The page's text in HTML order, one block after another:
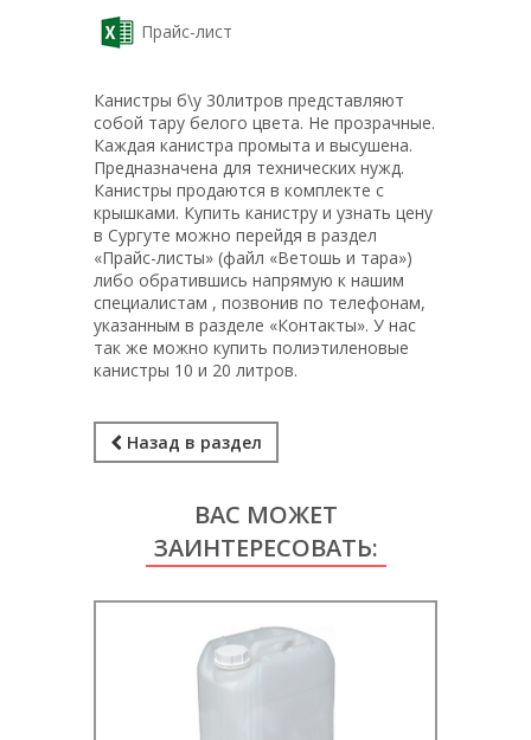
Прайс-лист
Канистры б\у 30литров представляют
собой тару белого цвета. Не прозрачные.
Каждая канистра промыта и высушена.
Предназначена для технических нужд.
Канистры продаются в комплекте с
крышками. Купить канистру и узнать цену
в Сургуте можно перейдя в раздел
«Прайс-листы» (файл «Ветошь и тара»)
либо обратившись напрямую к нашим
специалистам , позвонив по телефонам,
указанным в разделе «Контакты». У нас
так же можно купить полиэтиленовые
канистры 10 и 20 литров.
Назад в раздел
ВАС МОЖЕТ
ЗАИНТЕРЕСОВАТЬ: